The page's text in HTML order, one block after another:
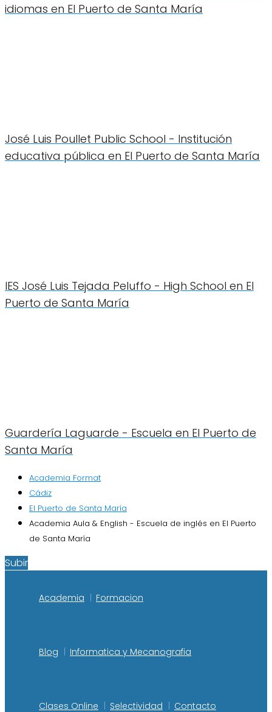
idiomas en El Puerto de Santa María
José Luis Poullet Public School - Institución
educativa pública en El Puerto de Santa María
IES José Luis Tejada Peluffo - High School en El
Puerto de Santa María
Guardería Laguarde - Escuela en El Puerto de
Santa María
Academia Format
Cádiz
El Puerto de Santa María
Academia Aula & English - Escuela de inglés en El Puerto
de Santa María
Subir
Academia Formacion
Blog Informatica y Mecanografia
Clases Online Selectividad Contacto